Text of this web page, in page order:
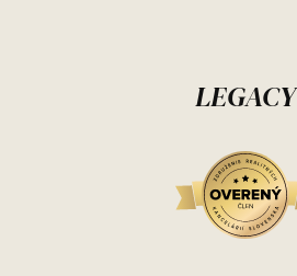
LEGACY